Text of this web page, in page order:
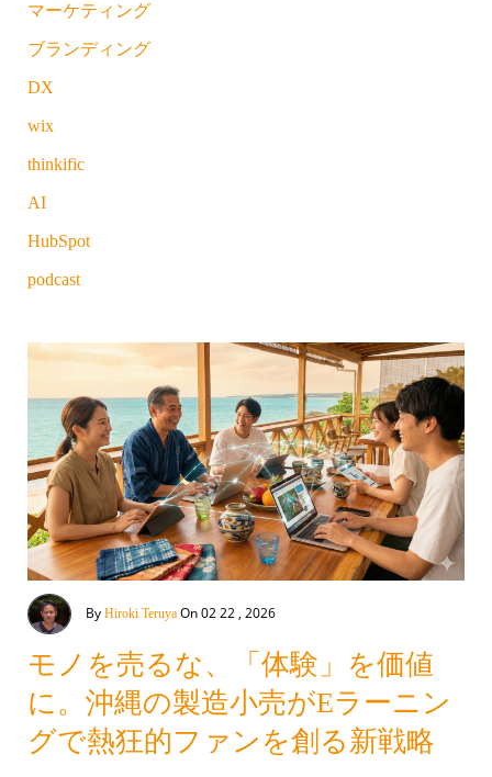
マーケティング
ブランディング
DX
wix
thinkific
AI
HubSpot
podcast
By Hiroki Teruya On 02 22 , 2026
モノを売るな、「体験」を価値
に。沖縄の製造小売がEラーニン
グで熱狂的ファンを創る新戦略